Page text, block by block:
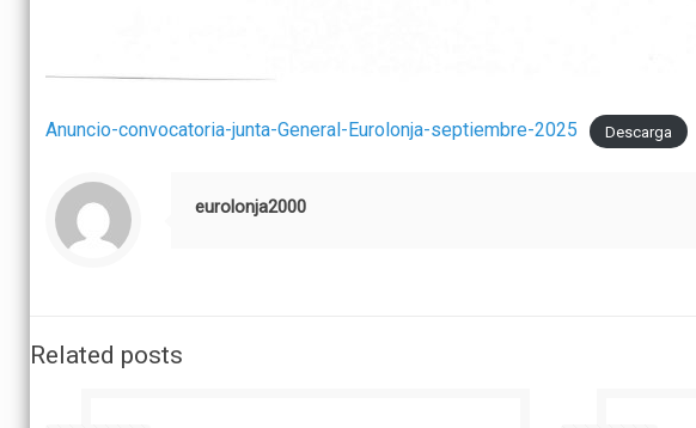
Anuncio-convocatoria-junta-General-Eurolonja-septiembre-2025 Descarga
eurolonja2000
Related posts